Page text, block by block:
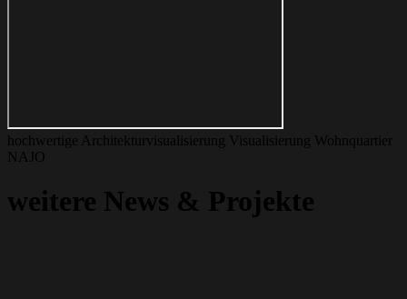
hochwertige Architekturvisualisierung Visualisierung Wohnquartier
NAJO
weitere News & Projekte